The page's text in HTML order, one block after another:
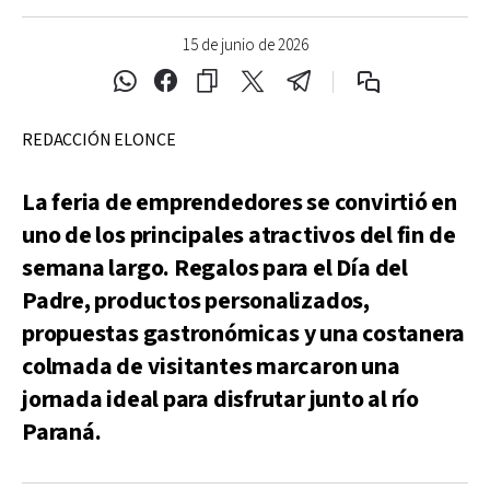
15 de junio de 2026
REDACCIÓN ELONCE
La feria de emprendedores se convirtió en
uno de los principales atractivos del fin de
semana largo. Regalos para el Día del
Padre, productos personalizados,
propuestas gastronómicas y una costanera
colmada de visitantes marcaron una
jornada ideal para disfrutar junto al río
Paraná.